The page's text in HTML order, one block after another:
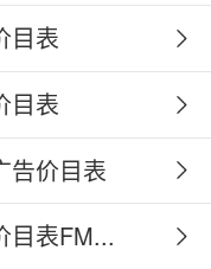
目表
目表
告价目表
目表FM...